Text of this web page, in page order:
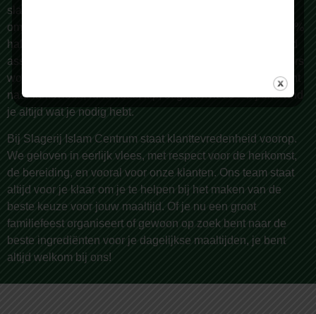
slagerij. Al sinds 1987 zijn we een begrip in Rotterdam en
omstreken, bekend om onze zorgvuldige selectie van 100%
halal vlees van de hoogste kwaliteit. Wij bieden een breed
assortiment, met meer dan 150 producten die dagelijks vers
worden bereid door onze vakslagers. Of je nu op zoek bent
naar lamsvlees, rundvlees, kip, of geitenvlees – bij ons vind
je altijd wat je nodig hebt.
Bij Slagerij Islam Centrum staat klanttevredenheid voorop.
We geloven in eerlijk vlees, met respect voor de herkomst,
de bereiding, en vooral voor onze klanten. Ons team staat
altijd voor je klaar om je te helpen bij het maken van de
beste keuze voor jouw maaltijd. Of je nu een groot
familiefeest organiseert of gewoon op zoek bent naar de
beste ingrediënten voor je dagelijkse maaltijden, je bent
altijd welkom bij ons!